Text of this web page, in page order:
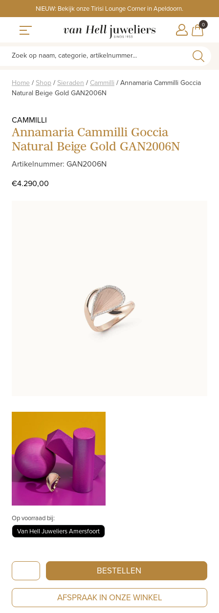
to
content
NIEUW: Bekijk onze Tirisi Lounge Corner in Apeldoorn.
0
Zoek op naam, categorie, artikelnummer...
Home / Shop / Sieraden / Cammilli / Annamaria Cammilli Goccia
Natural Beige Gold GAN2006N
CAMMILLI
Annamaria Cammilli Goccia
Natural Beige Gold GAN2006N
Artikelnummer: GAN2006N
€4.290,00
Op voorraad bij:
Van Hell Juweliers Amersfoort
Annamaria
Cammilli
Goccia
Natural
BESTELLEN
AFSPRAAK IN ONZE WINKEL